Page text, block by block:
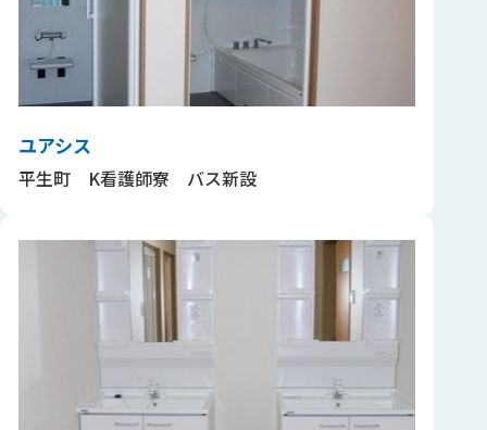
ユアシス
平生町 K看護師寮 バス新設